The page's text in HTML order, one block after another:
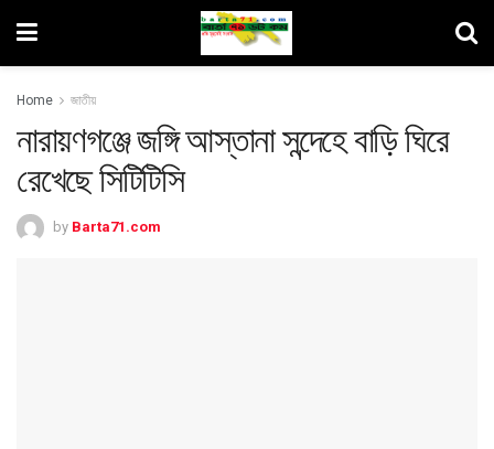
Home জাতীয়
নারায়ণগঞ্জে জঙ্গি আস্তানা সন্দেহে বাড়ি ঘিরে
রেখেছে সিটিটিসি
by Barta71.com